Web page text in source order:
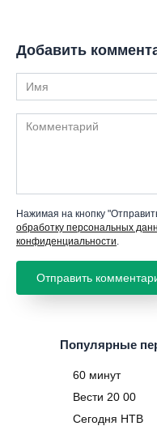
Добавить
Имя
Комментарий
Нажимая на кнопку
обработку персональных
конфиденциальности.
Популярные
60 минут
Вести 20 00
Сегодня НТВ